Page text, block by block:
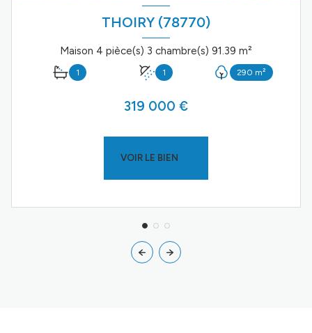
THOIRY (78770)
Maison 4 pièce(s) 3 chambre(s) 91.39 m²
1 1 290 m²
319 000 €
VOIR LE BIEN